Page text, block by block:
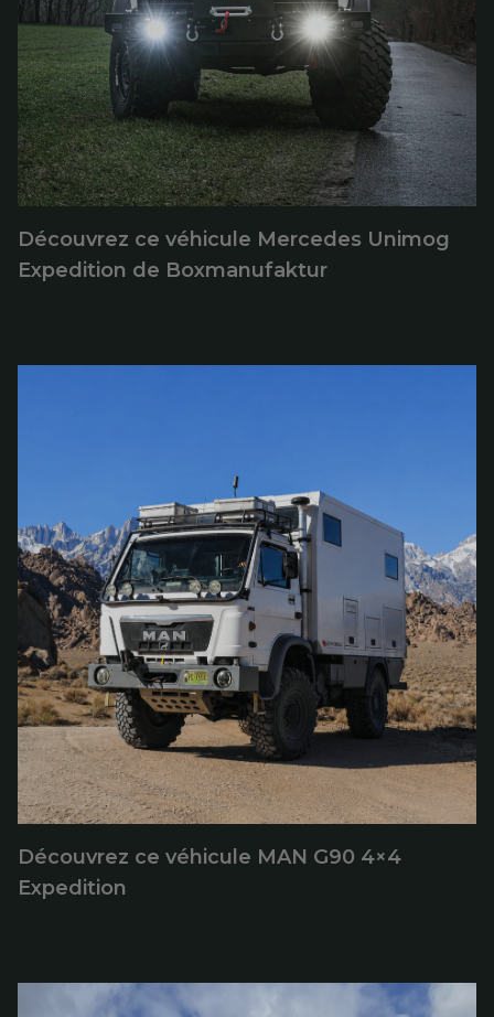
Découvrez ce véhicule Mercedes Unimog
Expedition de Boxmanufaktur
Découvrez ce véhicule MAN G90 4×4
Expedition